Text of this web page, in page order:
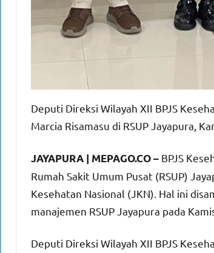
Deputi Direksi Wilayah XII BPJS
Marcia Risamasu di RSUP Jayapura,
JAYAPURA | MEPAGO.CO – BPJS
Rumah Sakit Umum Pusat (RSUP)
Kesehatan Nasional (JKN). Hal ini
manajemen RSUP Jayapura pada
Deputi Direksi Wilayah XII BPJS